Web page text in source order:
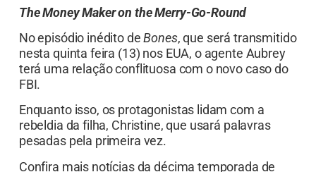
The Money Maker on the Merry-Go-Round
No episódio inédito deBones, que será transmitido
nesta quinta feira (13) nos EUA, o agente Aubrey
terá uma relação conflituosa com o novo caso do
FBI.
Enquanto isso, os protagonistas lidam com a
rebeldia da filha, Christine, que usará palavras
pesadas pela primeira vez.
Confira mais notícias da décima temporada de